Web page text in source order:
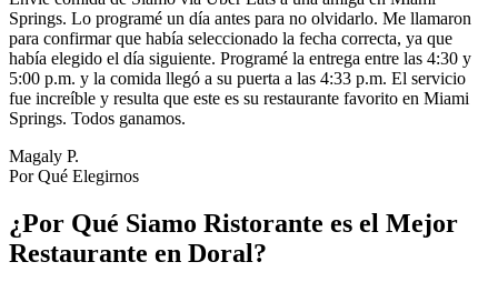
Springs. Lo programé un día antes para no olvidarlo. Me llamaron
para confirmar que había seleccionado la fecha correcta, ya que
había elegido el día siguiente. Programé la entrega entre las 4:30 y
5:00 p.m. y la comida llegó a su puerta a las 4:33 p.m. El servicio
fue increíble y resulta que este es su restaurante favorito en Miami
Springs. Todos ganamos.
Magaly P.
Por Qué Elegirnos
¿Por Qué Siamo Ristorante es el Mejor
Restaurante en Doral?